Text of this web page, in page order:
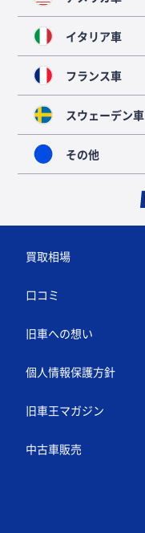
イタリア車
フランス車
スウェーデン車
その他
買取相場
口コミ
旧車への想い
個人情報保護方針
旧車王マガジン
中古車販売